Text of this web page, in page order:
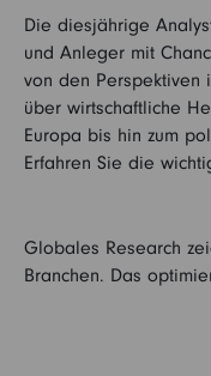
Die diesjährige
und Anleger mit
von den Perspektiven
über wirtschaftliche
Europa bis hin zum
Erfahren Sie die
Globales Research
Branchen. Das